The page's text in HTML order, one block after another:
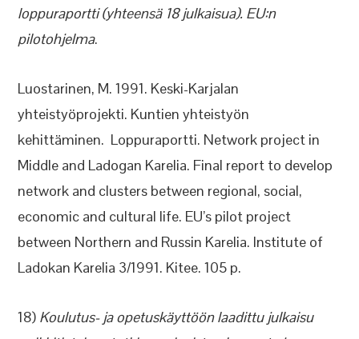
loppuraportti (yhteensä 18 julkaisua). EU:n
pilotohjelma.
Luostarinen, M. 1991. Keski-Karjalan
yhteistyöprojekti. Kuntien yhteistyön
kehittäminen. Loppuraportti. Network project in
Middle and Ladogan Karelia. Final report to develop
network and clusters between regional, social,
economic and cultural life. EU’s pilot project
between Northern and Russin Karelia. Institute of
Ladokan Karelia 3/1991. Kitee. 105 p.
18) Koulutus- ja opetuskäyttöön laadittu julkaisu